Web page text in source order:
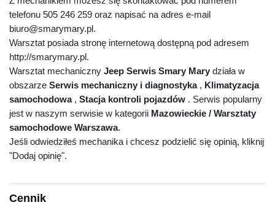
telefonu 505 246 259 oraz napisać na adres e-mail
biuro@smarymary.pl.
Warsztat posiada stronę internetową dostępną pod adresem
http://smarymary.pl.
Warsztat mechaniczny Jeep Serwis Smary Mary działa w
obszarze Serwis mechaniczny i diagnostyka, Klimatyzacja
samochodowa, Stacja kontroli pojazdów . Serwis popularny
jest w naszym serwisie w kategorii Mazowieckie / Warsztaty
samochodowe Warszawa.
Jeśli odwiedziłeś mechanika i chcesz podzielić się opinią, kliknij
"Dodaj opinię".
Cennik